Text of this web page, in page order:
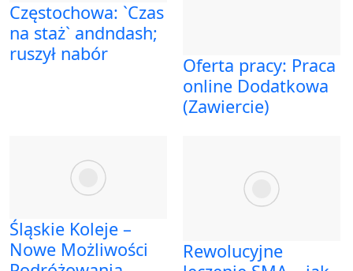
Częstochowa: `Czas
na staż` andndash;
ruszył nabór
Oferta pracy: Praca
online Dodatkowa
(Zawiercie)
Śląskie Koleje –
Nowe Możliwości
Rewolucyjne